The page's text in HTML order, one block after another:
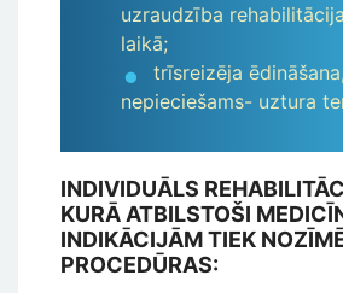
uzraudzība
laikā;
trīsreizēja
nepieciešams- uztura
INDIVIDUĀLS
KURĀ ATBILSTOŠI
INDIKĀCIJĀM TIEK
PROCEDŪRAS: